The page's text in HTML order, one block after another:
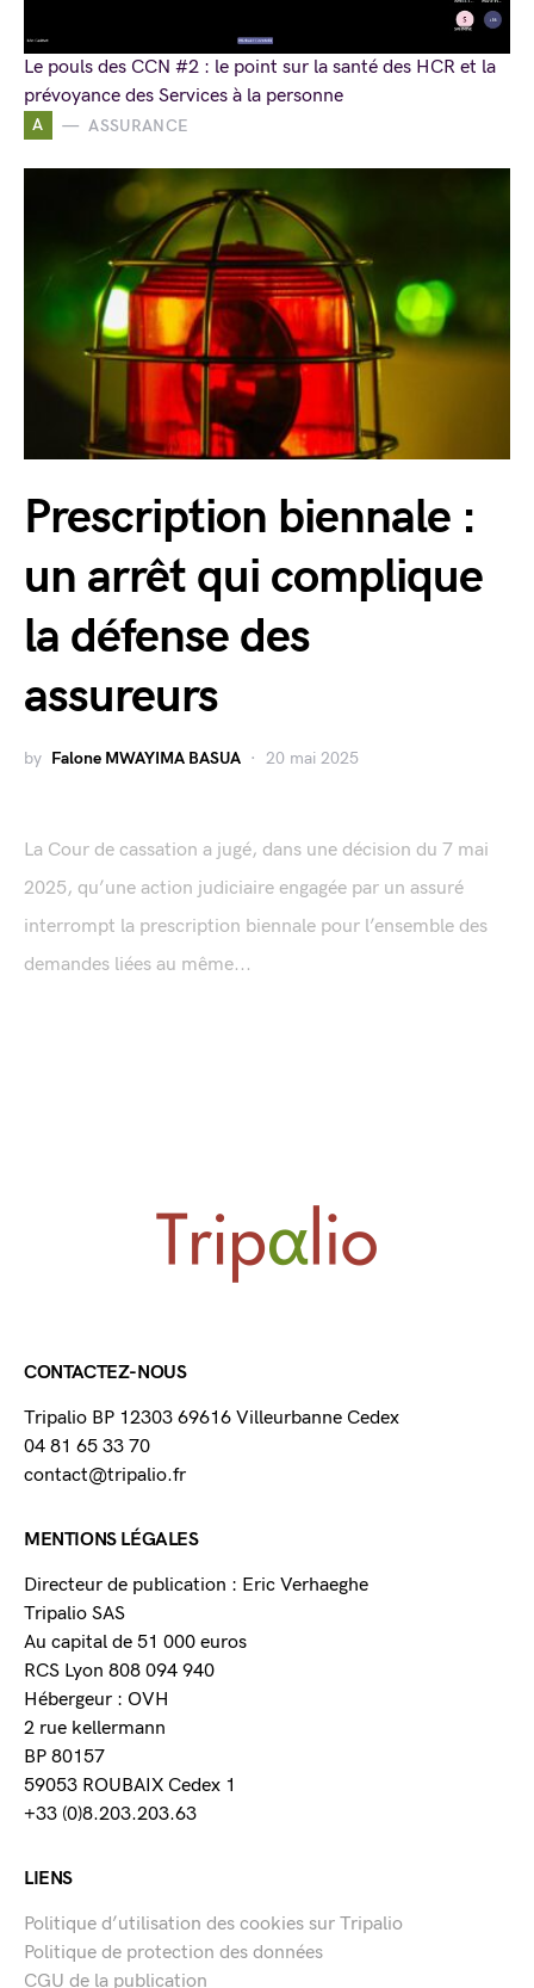
A ASSURANCE
Prescription biennale :
un arrêt qui complique
la défense des
assureurs
by Falone MWAYIMA BASUA 20 mai 2025
La Cour de cassation a jugé, dans une décision du 7 mai
2025, qu’une action judiciaire engagée par un assuré
interrompt la prescription biennale pour l’ensemble des
demandes liées au même...
Le pouls des CCN #2 : le point sur la santé des HCR et la
prévoyance des Services à la personne
CONTACTEZ-NOUS
Tripalio BP 12303 69616 Villeurbanne Cedex
04 81 65 33 70
contact@tripalio.fr
MENTIONS LÉGALES
Directeur de publication : Eric Verhaeghe
Tripalio SAS
Au capital de 51 000 euros
RCS Lyon 808 094 940
Hébergeur : OVH
2 rue kellermann
BP 80157
59053 ROUBAIX Cedex 1
+33 (0)8.203.203.63
LIENS
Politique d’utilisation des cookies sur Tripalio
Politique de protection des données
CGU de la publication